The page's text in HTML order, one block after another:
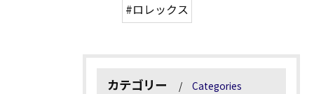
#ロレックス
カテゴリー Categories